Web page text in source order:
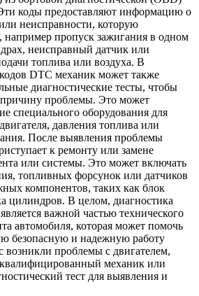
коды предоставляют информацию о
неисправности, которую
например пропуск зажигания в одном
неисправный датчик или
топлива или воздуха. В
DTC механик может также
диагностические тесты, чтобы
проблемы. Это может
специального оборудования для
давления топлива или
После выявления проблемы
к ремонту или замене
или системы. Это может включать
топливных форсунок или датчиков
компонентов, таких как блок
цилиндров. В целом, диагностика
важной частью технического
автомобиля, которая может помочь
безопасную и надежную работу
возникли проблемы с двигателем,
механик или
тест для выявления и